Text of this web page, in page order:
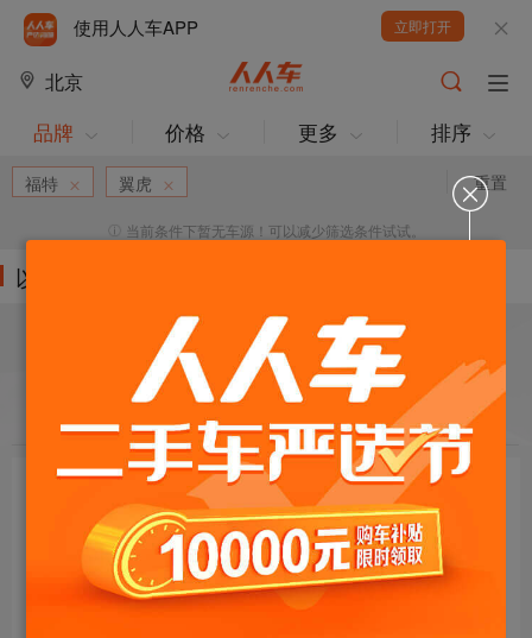
使用人人车APP 立即打开
北京
品牌 价格 更多 排序
重置
福特 翼虎
当前条件下暂无车源！可以减少筛选条件试试。
以下车源的筛选条件为:
目标车辆： 请选择欲购车辆
年限要求：
购车预算：